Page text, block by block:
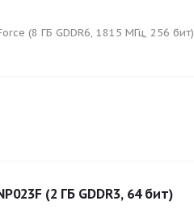
(8 ГБ GDDR6, 1815 МГц, 256 бит)
(2 ГБ GDDR3, 64 бит)